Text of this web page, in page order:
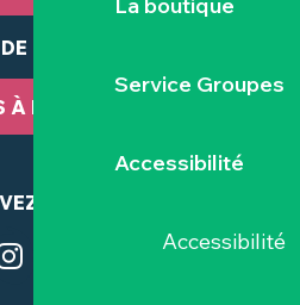
Service Groupes
Accessibilité
Accessibilité
NOTRE ACTUALITÉ
À LA NEWSLETTER
NOUS